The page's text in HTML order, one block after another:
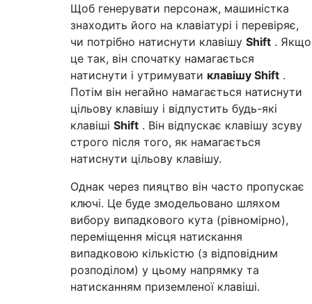
Щоб генерувати персонаж, машиністка
знаходить його на клавіатурі і перевіряє,
чи потрібно натиснути клавішу Shift . Якщо
це так, він спочатку намагається
натиснути і утримувати клавішу Shift .
Потім він негайно намагається натиснути
цільову клавішу і відпустить будь-які
клавіші Shift . Він відпускає клавішу зсуву
строго після того, як намагається
натиснути цільову клавішу.
Однак через пияцтво він часто пропускає
ключі. Це буде змодельовано шляхом
вибору випадкового кута (рівномірно),
переміщення місця натискання
випадковою кількістю (з відповідним
розподілом) у цьому напрямку та
натисканням приземленої клавіші.